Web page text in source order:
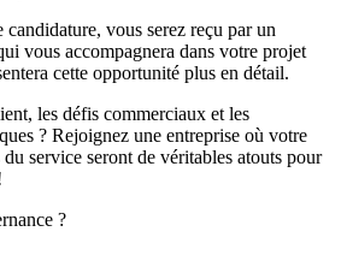
vous serez reçu par un
vous accompagnera dans votre projet
cette opportunité plus en détail.
les défis commerciaux et les
? Rejoignez une entreprise où votre
service seront de véritables atouts pour
?